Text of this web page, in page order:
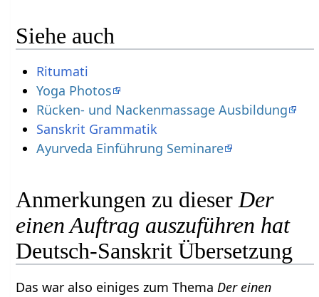
Siehe auch
Ritumati
Yoga Photos
Rücken- und Nackenmassage Ausbildung
Sanskrit Grammatik
Ayurveda Einführung Seminare
Anmerkungen zu dieser Der
einen Auftrag auszuführen hat
Deutsch-Sanskrit Übersetzung
Das war also einiges zum ThemaDer einen